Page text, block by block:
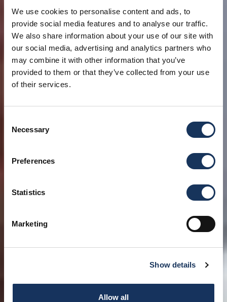
We use cookies to personalise content and ads, to
provide social media features and to analyse our traffic.
We also share information about your use of our site with
our social media, advertising and analytics partners who
may combine it with other information that you’ve
provided to them or that they’ve collected from your use
of their services.
Selection
Necessary
Preferences
Statistics
Marketing
Show details
Allow all